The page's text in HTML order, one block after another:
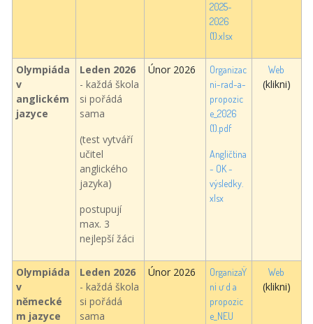
2025-
2026
(1).xlsx
Olympiáda
v
anglickém
jazyce
Leden 2026
- každá škola
si pořádá
sama
(test vytváří
učitel
anglického
jazyka)
postupují
max. 3
nejlepší žáci
Únor 2026
Organizac
ni-rad-a-
propozic
e_2026
(1).pdf
Angličtina
- OK -
výsledky.
xlsx
Web
(klikni)
Olympiáda
v
německé
m jazyce
Leden 2026
- každá škola
si pořádá
sama
Únor 2026
OrganizaŸ
n¡ ư d a
propozic
e_NEU
Web
(klikni)